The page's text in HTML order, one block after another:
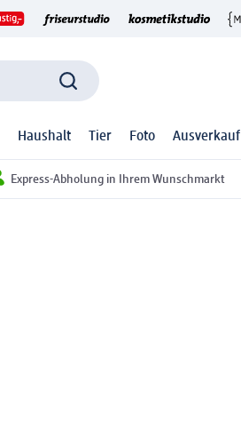
Haushalt Tier Foto Ausverkauf
Express-Abholung in Ihrem Wunschmarkt